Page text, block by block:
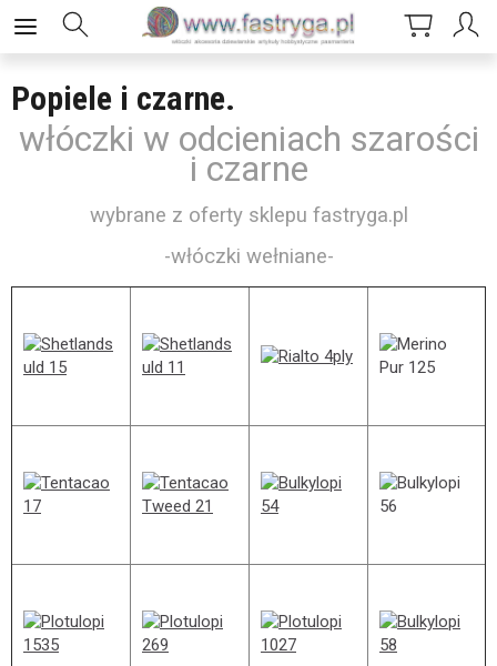
Popiele i czarne.
włóczki w odcieniach szarości
i czarne
wybrane z oferty sklepu fastryga.pl
-włóczki wełniane-